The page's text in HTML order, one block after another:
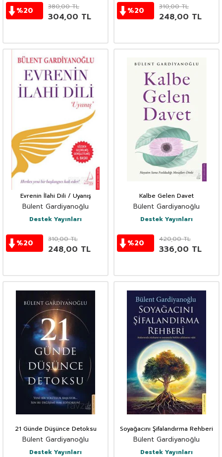
%20 380,00TL
304,00 TL
%20 310,00TL
248,00 TL
Evrenin İlahi Dili / Uyanış
Bülent Gardiyanoğlu
Destek Yayınları
%20 310,00TL
248,00 TL
Kalbe Gelen Davet
Bülent Gardiyanoğlu
Destek Yayınları
%20 420,00TL
336,00 TL
21 Günde Düşünce Detoksu
Bülent Gardiyanoğlu
Destek Yayınları
Soyağacını Şifalandırma Rehberi
Bülent Gardiyanoğlu
Destek Yayınları